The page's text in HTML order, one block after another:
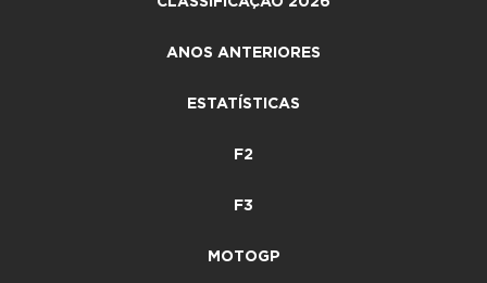
ANOS ANTERIORES
ESTATÍSTICAS
F2
F3
MOTOGP